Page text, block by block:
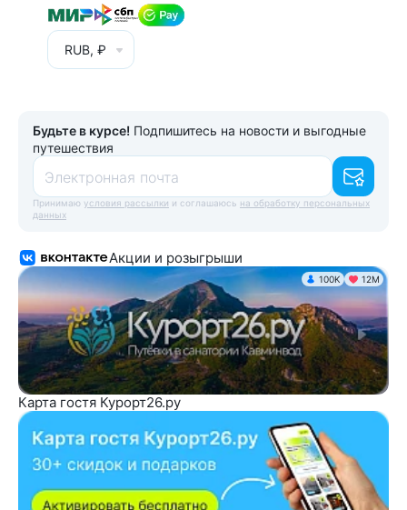
RUB, ₽
Будьте в курсе! Подпишитесь на новости и выгодные
путешествия
Электронная почта
Принимаю условия рассылки и соглашаюсь на обработку персональных
данных
Акции и розыгрыши
100K 12М
Карта гостя Курорт26.ру